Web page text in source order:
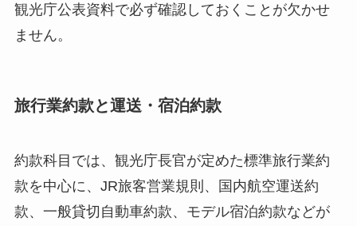
観光庁公表資料で必ず確認しておくことが欠かせ
ません。
旅行業約款と運送・宿泊約款
約款科目では、観光庁長官が定めた標準旅行業約
款を中心に、JR旅客営業規則、国内航空運送約
款、一般貸切自動車約款、モデル宿泊約款などが